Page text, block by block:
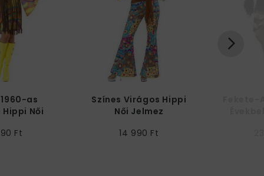
as
Hippi Női
Ft
Színes Virágos Hippi
Női Jelmez
14 990 Ft